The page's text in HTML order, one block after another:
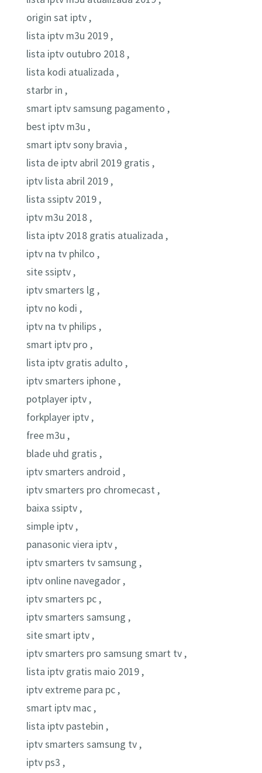
origin sat iptv ,
lista iptv m3u 2019 ,
lista iptv outubro 2018 ,
lista kodi atualizada ,
starbr in ,
smart iptv samsung pagamento ,
best iptv m3u ,
smart iptv sony bravia ,
lista de iptv abril 2019 gratis ,
iptv lista abril 2019 ,
lista ssiptv 2019 ,
iptv m3u 2018 ,
lista iptv 2018 gratis atualizada ,
iptv na tv philco ,
site ssiptv ,
iptv smarters lg ,
iptv no kodi ,
iptv na tv philips ,
smart iptv pro ,
lista iptv gratis adulto ,
iptv smarters iphone ,
potplayer iptv ,
forkplayer iptv ,
free m3u ,
blade uhd gratis ,
iptv smarters android ,
iptv smarters pro chromecast ,
baixa ssiptv ,
simple iptv ,
panasonic viera iptv ,
iptv smarters tv samsung ,
iptv online navegador ,
iptv smarters pc ,
iptv smarters samsung ,
site smart iptv ,
iptv smarters pro samsung smart tv ,
lista iptv gratis maio 2019 ,
iptv extreme para pc ,
smart iptv mac ,
lista iptv pastebin ,
iptv smarters samsung tv ,
iptv ps3 ,